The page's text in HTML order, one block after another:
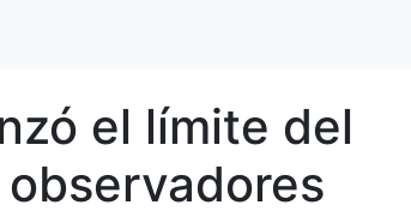
el límite del